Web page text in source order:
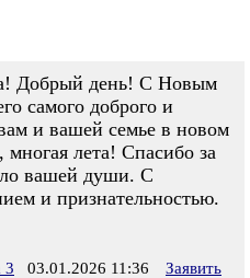
Добрый день! С Новым
самого доброго и
и вашей семье в новом
многая лета! Спасибо за
вашей души. С
и признательностью.
3 03.01.2026 11:36
Заявить